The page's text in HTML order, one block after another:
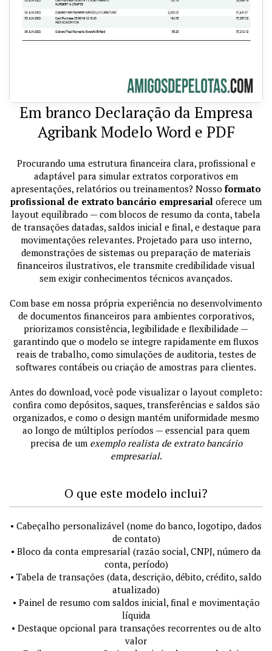
Em branco Declaração da Empresa
Agribank Modelo Word e PDF
Procurando uma estrutura financeira clara, profissional e
adaptável para simular extratos corporativos em
apresentações, relatórios ou treinamentos? Nosso formato
profissional de extrato bancário empresarial oferece um
layout equilibrado — com blocos de resumo da conta, tabela
de transações datadas, saldos inicial e final, e destaque para
movimentações relevantes. Projetado para uso interno,
demonstrações de sistemas ou preparação de materiais
financeiros ilustrativos, ele transmite credibilidade visual
sem exigir conhecimentos técnicos avançados.
Com base em nossa própria experiência no desenvolvimento
de documentos financeiros para ambientes corporativos,
priorizamos consistência, legibilidade e flexibilidade —
garantindo que o modelo se integre rapidamente em fluxos
reais de trabalho, como simulações de auditoria, testes de
softwares contábeis ou criação de amostras para clientes.
Antes do download, você pode visualizar o layout completo:
confira como depósitos, saques, transferências e saldos são
organizados, e como o design mantém uniformidade mesmo
ao longo de múltiplos períodos — essencial para quem
precisa de um exemplo realista de extrato bancário
empresarial.
O que este modelo inclui?
• Cabeçalho personalizável (nome do banco, logotipo, dados
de contato)
• Bloco da conta empresarial (razão social, CNPJ, número da
conta, período)
• Tabela de transações (data, descrição, débito, crédito, saldo
atualizado)
• Painel de resumo com saldos inicial, final e movimentação
líquida
• Destaque opcional para transações recorrentes ou de alto
valor